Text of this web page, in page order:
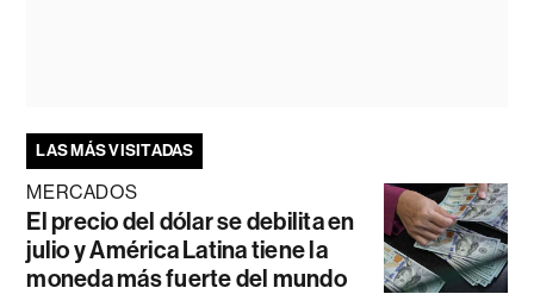
LAS MÁS VISITADAS
MERCADOS
El precio del dólar se debilita en
julio y América Latina tiene la
moneda más fuerte del mundo